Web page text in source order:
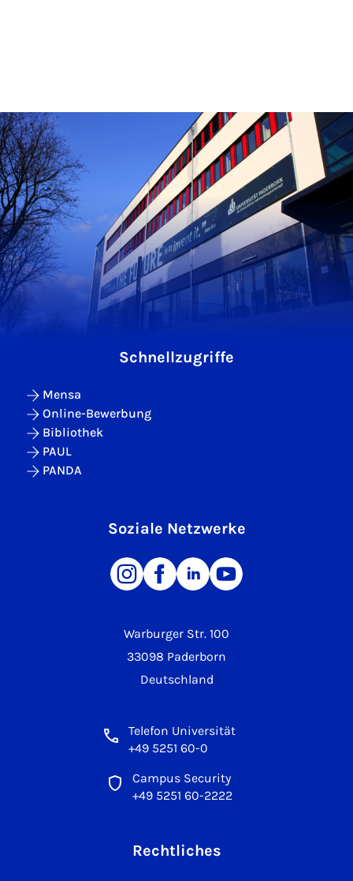
Warburger Str. 100
33098 Paderborn
Deutschland
Telefon Universität
+49 5251 60-0
Campus Security
+49 5251 60-2222
Schnellzugriffe
Mensa
Online-Bewerbung
Bibliothek
PAUL
PANDA
Soziale Netzwerke
Rechtliches